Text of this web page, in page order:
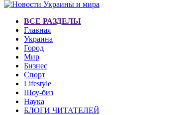
ВСЕ РАЗДЕЛЫ
Главная
Украина
Город
Мир
Бизнес
Спорт
Lifestyle
Шоу-биз
Наука
БЛОГИ ЧИТАТЕЛЕЙ